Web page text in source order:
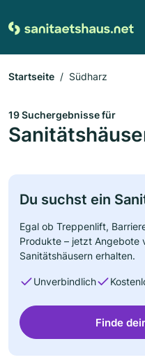
Startseite Südharz
19 Suchergebnisse für
Du suchst ein
Egal ob Treppenlift,
Produkte – jetzt Angebote
Sanitätshäusern erhalten.
Unverbindlich
Finde